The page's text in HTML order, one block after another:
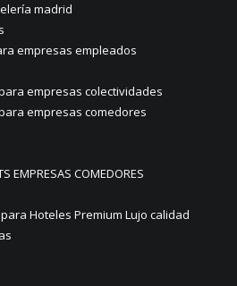
madrid
empresas empleados
empresas colectividades
empresas comedores
EMPRESAS COMEDORES
Hoteles Premium Lujo calidad